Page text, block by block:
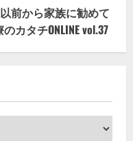
前から家族に勧めて
カタチONLINE vol.37